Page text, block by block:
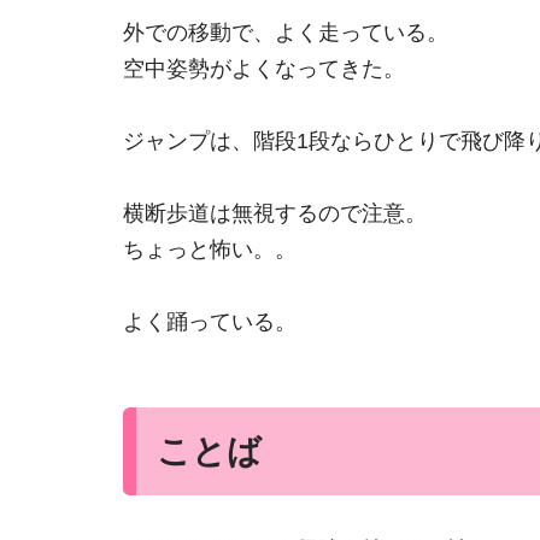
外での移動で、よく走っている。
空中姿勢がよくなってきた。
ジャンプは、階段1段ならひとりで飛び降
横断歩道は無視するので注意。
ちょっと怖い。。
よく踊っている。
ことば